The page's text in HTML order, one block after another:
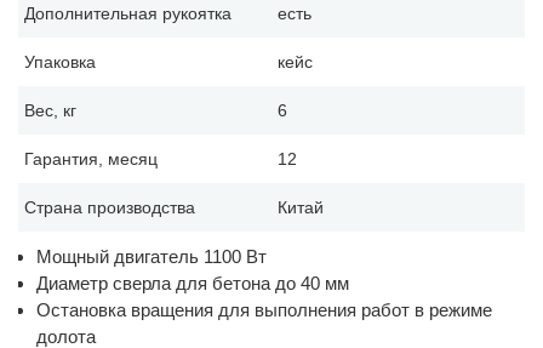
Дополнительная рукоятка есть
Упаковка кейс
Вес, кг 6
Гарантия, месяц 12
Страна производства Китай
Мощный двигатель 1100 Вт
Диаметр сверла для бетона до 40 мм
Остановка вращения для выполнения работ в режиме
долота